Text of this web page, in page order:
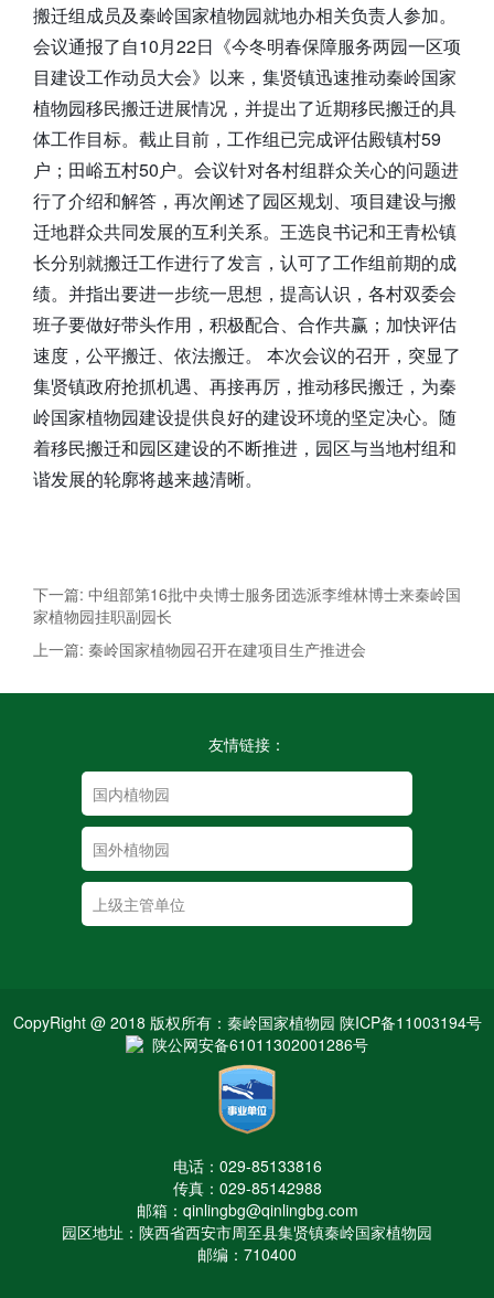
搬迁组成员及秦岭国家植物园就地办相关负责人参加。
会议通报了自10月22日《今冬明春保障服务两园一区项
目建设工作动员大会》以来，集贤镇迅速推动秦岭国家
植物园移民搬迁进展情况，并提出了近期移民搬迁的具
体工作目标。截止目前，工作组已完成评估殿镇村59
户；田峪五村50户。会议针对各村组群众关心的问题进
行了介绍和解答，再次阐述了园区规划、项目建设与搬
迁地群众共同发展的互利关系。王选良书记和王青松镇
长分别就搬迁工作进行了发言，认可了工作组前期的成
绩。并指出要进一步统一思想，提高认识，各村双委会
班子要做好带头作用，积极配合、合作共赢；加快评估
速度，公平搬迁、依法搬迁。 本次会议的召开，突显了
集贤镇政府抢抓机遇、再接再厉，推动移民搬迁，为秦
岭国家植物园建设提供良好的建设环境的坚定决心。随
着移民搬迁和园区建设的不断推进，园区与当地村组和
谐发展的轮廓将越来越清晰。
下一篇: 中组部第16批中央博士服务团选派李维林博士来秦岭国
家植物园挂职副园长
上一篇: 秦岭国家植物园召开在建项目生产推进会
友情链接：
CopyRight @ 2018 版权所有：秦岭国家植物园 陕ICP备11003194号
陕公网安备61011302001286号
电话：029-85133816
传真：029-85142988
邮箱：qinlingbg@qinlingbg.com
园区地址：陕西省西安市周至县集贤镇秦岭国家植物园
邮编：710400